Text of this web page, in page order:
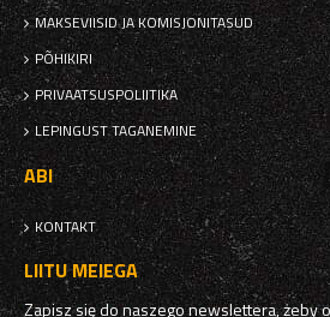
MAKSEVIISID JA KOMISJONITASUD
PÕHIKIRI
PRIVAATSUSPOLIITIKA
LEPINGUST TAGANEMINE
ABI
KONTAKT
LIITU MEIEGA
Zapisz się do naszego newslettera, żeby